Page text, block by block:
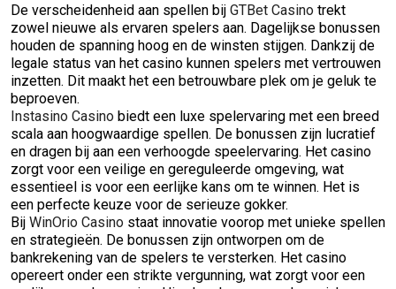
De verscheidenheid aan spellen bij GTBet Casino trekt
zowel nieuwe als ervaren spelers aan. Dagelijkse bonussen
houden de spanning hoog en de winsten stijgen. Dankzij de
legale status van het casino kunnen spelers met vertrouwen
inzetten. Dit maakt het een betrouwbare plek om je geluk te
beproeven.
Instasino Casino biedt een luxe spelervaring met een breed
scala aan hoogwaardige spellen. De bonussen zijn lucratief
en dragen bij aan een verhoogde speelervaring. Het casino
zorgt voor een veilige en gereguleerde omgeving, wat
essentieel is voor een eerlijke kans om te winnen. Het is
een perfecte keuze voor de serieuze gokker.
Bij WinOrio Casino staat innovatie voorop met unieke spellen
en strategieën. De bonussen zijn ontworpen om de
bankrekening van de spelers te versterken. Het casino
opereert onder een strikte vergunning, wat zorgt voor een